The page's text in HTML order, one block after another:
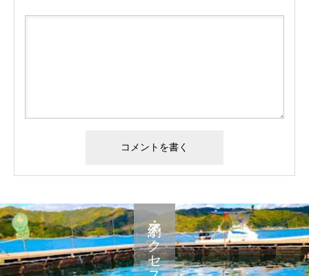
予約・アクセス・料金